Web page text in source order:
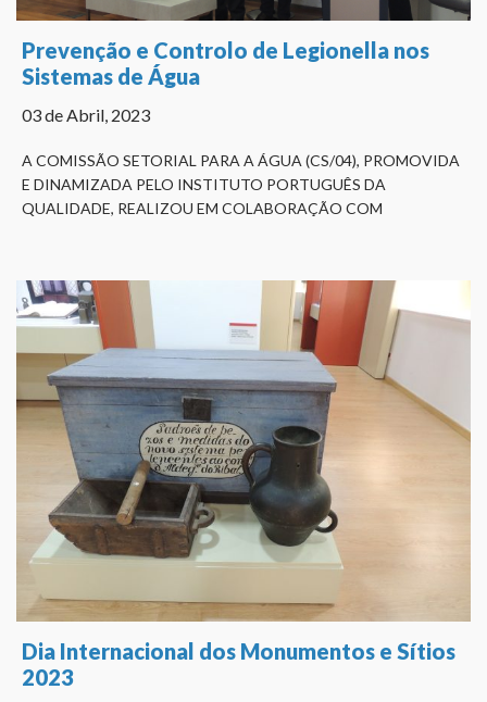
Prevenção e Controlo de Legionella nos
Sistemas de Água
03 de Abril, 2023
A COMISSÃO SETORIAL PARA A ÁGUA (CS/04), PROMOVIDA
E DINAMIZADA PELO INSTITUTO PORTUGUÊS DA
QUALIDADE, REALIZOU EM COLABORAÇÃO COM
Dia Internacional dos Monumentos e Sítios
2023